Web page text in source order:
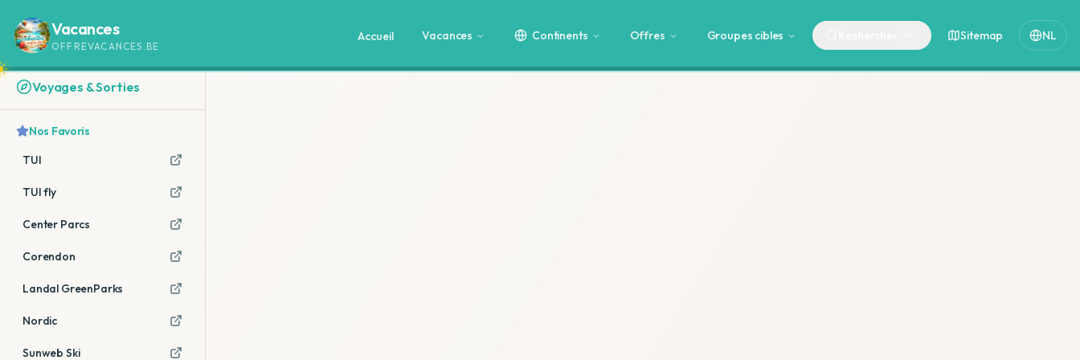
Vacances
OFFREVACANCES.BE
Accueil Vacances Continents Offres Groupes cibles Sitemap NL
Voyages & Sorties
Nos Favoris
TUI
TUI fly
Center Parcs
Corendon
Landal GreenParks
Nordic
Sunweb Ski